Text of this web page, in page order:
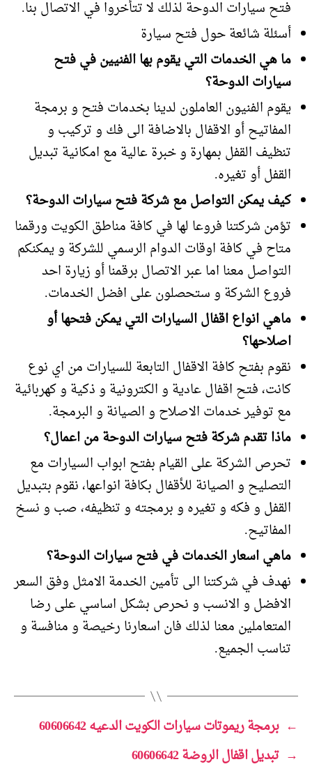
فتح سيارات الدوحة لذلك لا تتأخروا في الاتصال بنا.
أسئلة شائعة حول فتح سيارة
ما هي الخدمات التي يقوم بها الفنيين في فتح
سيارات الدوحة؟
يقوم الفنيون العاملون لدينا بخدمات فتح و برمجة
المفاتيح أو الاقفال بالاضافة الى فك و تركيب و
تنظيف القفل بمهارة و خبرة عالية مع امكانية تبديل
القفل أو تغيره.
كيف يمكن التواصل مع شركة فتح سيارات الدوحة؟
تؤمن شركتنا فروعا لها في كافة مناطق الكويت ورقمنا
متاح في كافة اوقات الدوام الرسمي للشركة و يمكنكم
التواصل معنا اما عبر الاتصال برقمنا أو زيارة احد
فروع الشركة و ستحصلون على افضل الخدمات.
ماهي انواع اقفال السيارات التي يمكن فتحها أو
اصلاحها؟
نقوم بفتح كافة الاقفال التابعة للسيارات من اي نوع
كانت، فتح اقفال عادية و الكترونية و ذكية و كهربائية
مع توفير خدمات الاصلاح و الصيانة و البرمجة.
ماذا تقدم شركة فتح سيارات الدوحة من اعمال؟
تحرص الشركة على القيام بفتح ابواب السيارات مع
التصليح و الصيانة للأقفال بكافة انواعها، نقوم بتبديل
القفل و فكه و تغيره و برمجته و تنظيفه، صب و نسخ
المفاتيح.
ماهي اسعار الخدمات في فتح سيارات الدوحة؟
نهدف في شركتنا الى تأمين الخدمة الامثل وفق السعر
الافضل و الانسب و نحرص بشكل اساسي على رضا
المتعاملين معنا لذلك فان اسعارنا رخيصة و منافسة و
تناسب الجميع.
← برمجة ريموتات سيارات الكويت الدعيه 60606642
→ تبديل اقفال الروضة 60606642